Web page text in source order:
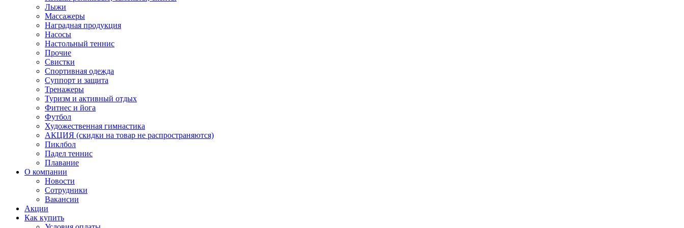
Лыжи
Массажеры
Наградная продукция
Насосы
Настольный теннис
Прочие
Свистки
Спортивная одежда
Суппорт и защита
Тренажеры
Туризм и активный отдых
Фитнес и йога
Футбол
Художественная гимнастика
АКЦИЯ (скидки на товар не распространяются)
Пиклбол
Падел теннис
Плавание
О компании
Новости
Сотрудники
Вакансии
Акции
Как купить